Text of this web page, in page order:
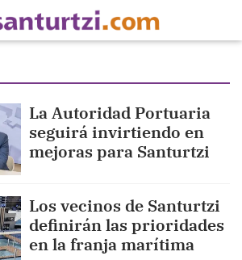
La Autoridad Portuaria
seguirá invirtiendo en
mejoras para Santurtzi
Los vecinos de Santurtzi
definirán las prioridades
en la franja marítima